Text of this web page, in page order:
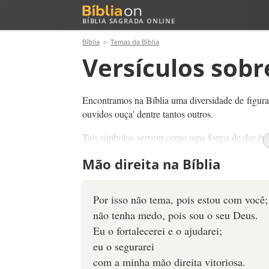
BÍBLIA SAGRADA ONLINE
Bíblia Temas da Bíblia
Versículos
Encontramos na Bíblia uma diversidade de
ouvidos ouça' dentre tantos outros.
Taís símbolos servem como uma forma de dar
históricos, proféticos, cada com o seu estilo
não interpretarmos de forma literal certas
Palavra de Deus respeitando o contexto
harmonia.
Mão direita na Bíblia
Por isso não tema, pois estou com você;
não tenha medo, pois sou o seu Deus.
Eu o fortalecerei e o ajudarei;
eu o segurarei
com a minha mão direita vitoriosa.